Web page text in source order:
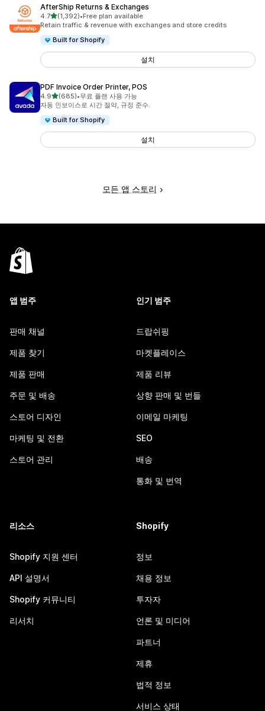
AfterShip Returns & Exchanges
4.7별 5개 중
(1,392)
총 리뷰 1392개
•Free plan available
Retain traffic & revenue with exchanges and store credits
Built for Shopify
설치
PDF Invoice Order Printer, POS
4.9별 5개 중
(685)
총 리뷰 685개
•무료 플랜 사용 가능
자동 인보이스로 시간 절약, 규정 준수.
Built for Shopify
설치
모든 앱 스토리
앱 범주
판매 채널
제품 찾기
제품 판매
주문 및 배송
스토어 디자인
마케팅 및 전환
스토어 관리
인기 범주
드랍쉬핑
마켓플레이스
제품 리뷰
상향 판매 및 번들
이메일 마케팅
SEO
배송
통화 및 번역
리소스
Shopify 지원 센터
API 설명서
Shopify 커뮤니티
리서치
Shopify
정보
채용 정보
투자자
언론 및 미디어
파트너
제휴
법적 정보
서비스 상태